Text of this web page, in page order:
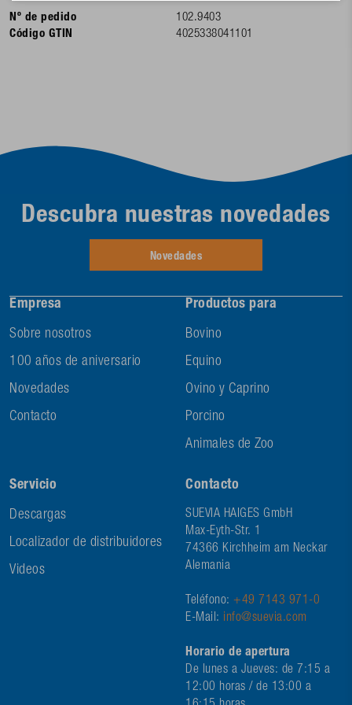
Nº de pedido
102.9403
Código GTIN
4025338041101
Empresa
Sobre nosotros
100 años de aniversario
Novedades
Contacto
Productos para
Bovino
Equino
Ovino y Caprino
Porcino
Animales de Zoo
Servicio
Descargas
Localizador de distribuidores
Videos
Contacto
SUEVIA HAIGES GmbH
Max-Eyth-Str. 1
74366 Kirchheim am Neckar
Alemania
Teléfono: +49 7143 971-0
E-Mail: info@suevia.com
Horario de apertura
De lunes a Jueves: de 7:15 a
12:00 horas / de 13:00 a
Descubra nuestras novedades
Novedades